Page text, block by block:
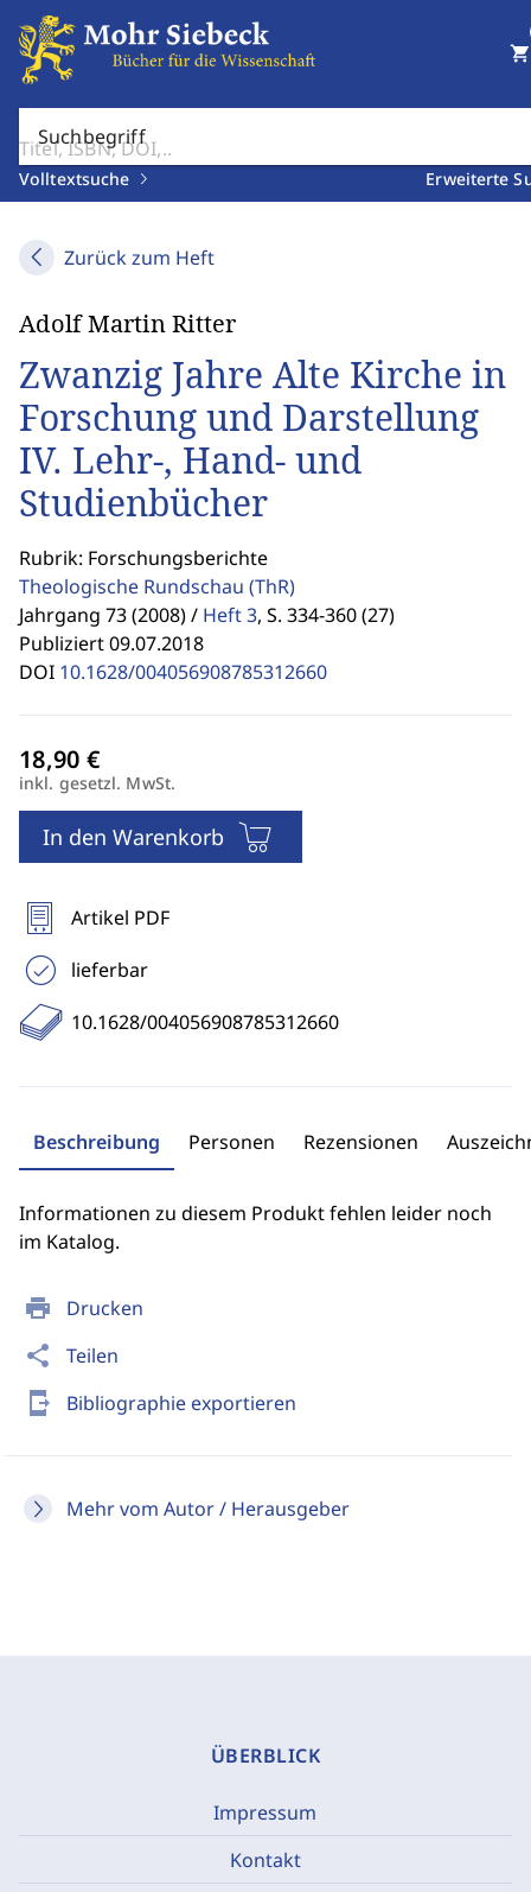
Suchbegriff
Volltextsuche Erweiterte
shopping_cart
Zurück zum Heft
print Drucken
share Teilen
send_to_mobile Bibliographie exportieren
Mehr vom Autor / Herausgeber
Adolf Martin Ritter
Zwanzig Jahre Alte Kirche in
Forschung und Darstellung
IV. Lehr-, Hand- und
Studienbücher
Rubrik: Forschungsberichte
Theologische Rundschau (ThR)
Jahrgang 73 (2008) / Heft 3, S. 334-360 (27)
Publiziert 09.07.2018
DOI 10.1628/004056908785312660
inkl. gesetzl. MwSt.
In den Warenkorb
Artikel PDF
lieferbar
10.1628/004056908785312660
Beschreibung Personen Rezensionen
Informationen zu diesem Produkt fehlen leider noch
im Katalog.
ÜBERBLICK
Impressum
Kontakt